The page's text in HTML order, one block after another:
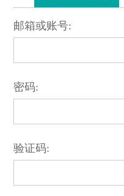
邮箱或账号:
密码:
验证码: